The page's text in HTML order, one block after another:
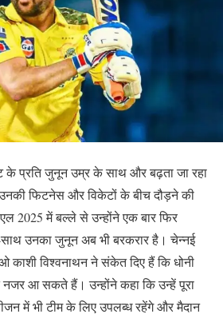
के प्रति जुनून उम्र के साथ और बढ़ता जा रहा
फिटनेस और विकेटों के बीच दौड़ने की
2025 में बल्ले से उन्होंने एक बार फिर
उनका जुनून अब भी बरकरार है। चेन्नई
विश्वनाथन ने संकेत दिए हैं कि धोनी
आ सकते हैं। उन्होंने कहा कि उन्हें पूरा
में भी टीम के लिए उपलब्ध रहेंगे और मैदान